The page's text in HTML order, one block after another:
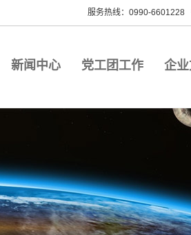
服务热线：0990-6601228
新闻中心 党工团工作 企